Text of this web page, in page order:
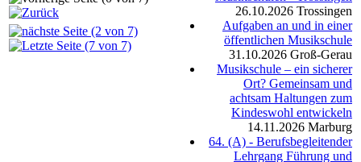
26.10.2026 Trossingen
Aufgaben an und in einer
öffentlichen Musikschule
31.10.2026 Groß-Gerau
Musikschule – ein sicherer
Ort? Gemeinsam und
achtsam Haltungen zum
Kindeswohl entwickeln
14.11.2026 Marburg
64. (A) - Berufsbegleitender
Lehrgang Führung und